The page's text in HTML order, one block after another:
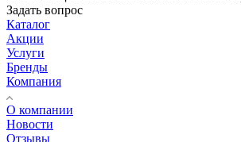
Задать вопрос
Каталог
Акции
Услуги
Бренды
Компания
О компании
Новости
Отзывы